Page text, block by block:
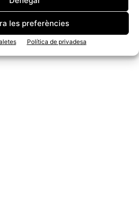
les preferències
Política de privadesa